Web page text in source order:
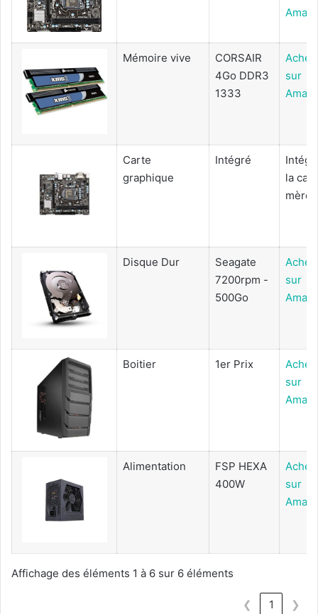
Mémoire vive
CORSAIR
4Go DDR3
1333
sur
Carte
graphique
Intégré
la
mère
Disque Dur
Seagate
7200rpm -
500Go
sur
Boitier 1er Prix
sur
Alimentation
FSP HEXA
400W
sur
Affichage des éléments 1 à 6 sur 6 éléments
❮ 1 ❯